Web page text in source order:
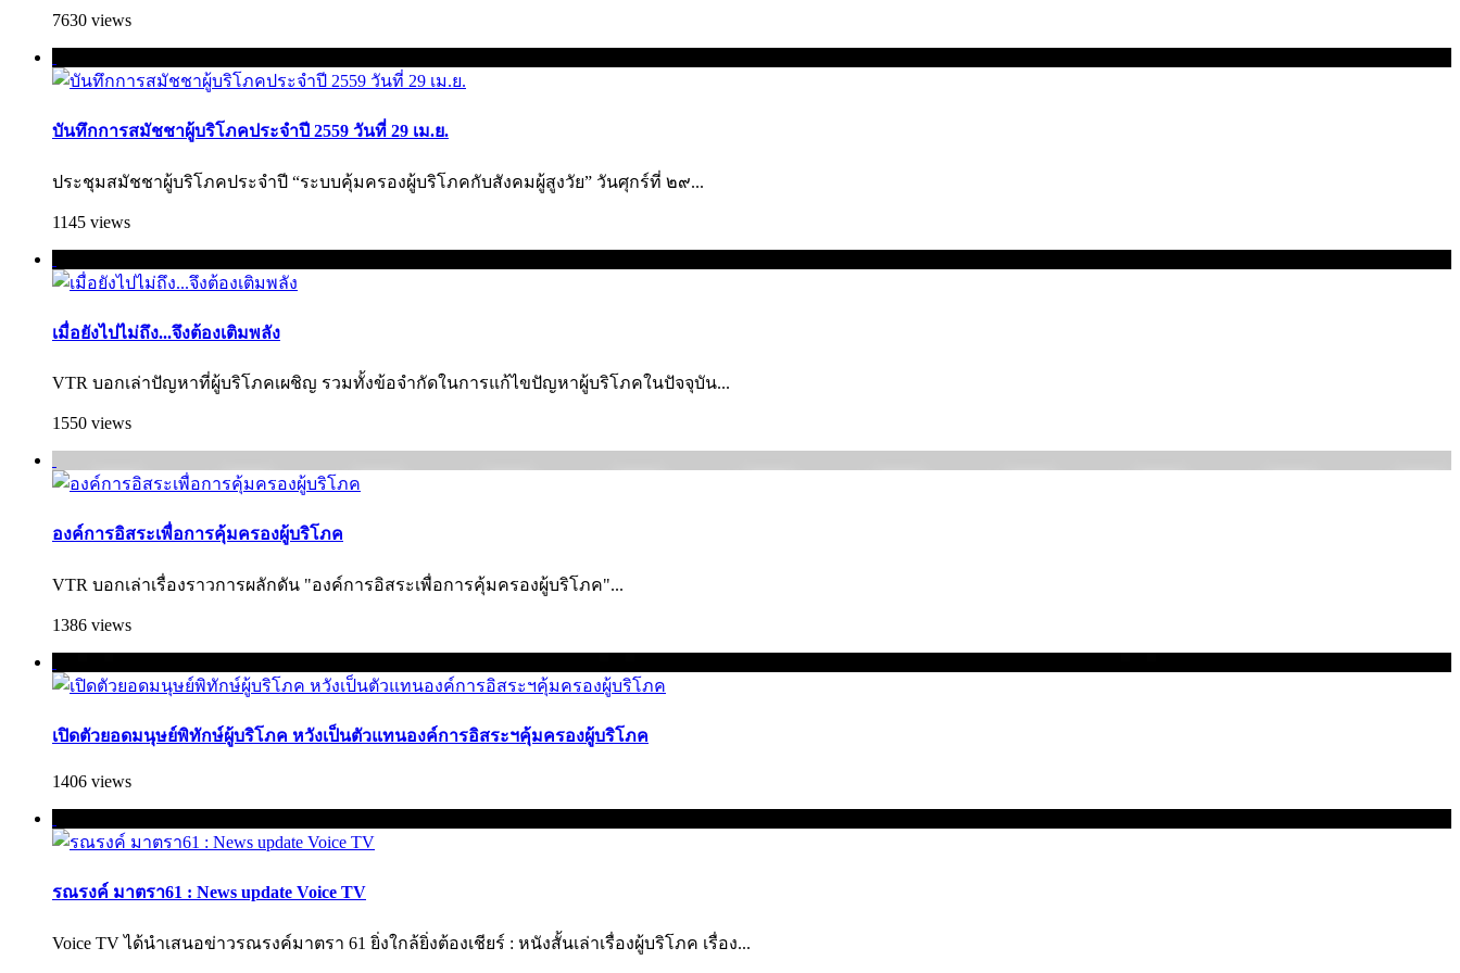
7630 views
บันทึกการสมัชชาผู้บริโภคประจำปี 2559 วันที่ 29 เม.ย.
ประชุมสมัชชาผู้บริโภคประจำปี “ระบบคุ้มครองผู้บริโภคกับสังคมผู้สูงวัย” วันศุกร์ที่ ๒๙...
1145 views
เมื่อยังไปไม่ถึง...จึงต้องเติมพลัง
VTR บอกเล่าปัญหาที่ผู้บริโภคเผชิญ รวมทั้งข้อจำกัดในการแก้ไขปัญหาผู้บริโภคใ­นปัจจุบัน...
1550 views
องค์การอิสระเพื่อการคุ้มครองผู้บริโภค
VTR บอกเล่าเรื่องราวการผลักดัน "องค์การอิสระเพื่อการคุ้มครองผู้บริ­โภค"...
1386 views
เปิดตัวยอดมนุษย์พิทักษ์ผู้บริโภค หวังเป็นตัวแทนองค์การอิสระฯคุ้มครองผู้บริโภค
1406 views
รณรงค์ มาตรา61 : News update Voice TV
Voice TV ได้นำเสนอข่าวรณรงค์มาตรา 61 ยิ่งใกล้ยิ่งต้องเชียร์ : หนังสั้นเล่าเรื่องผู้บริโภค เรื่อง...